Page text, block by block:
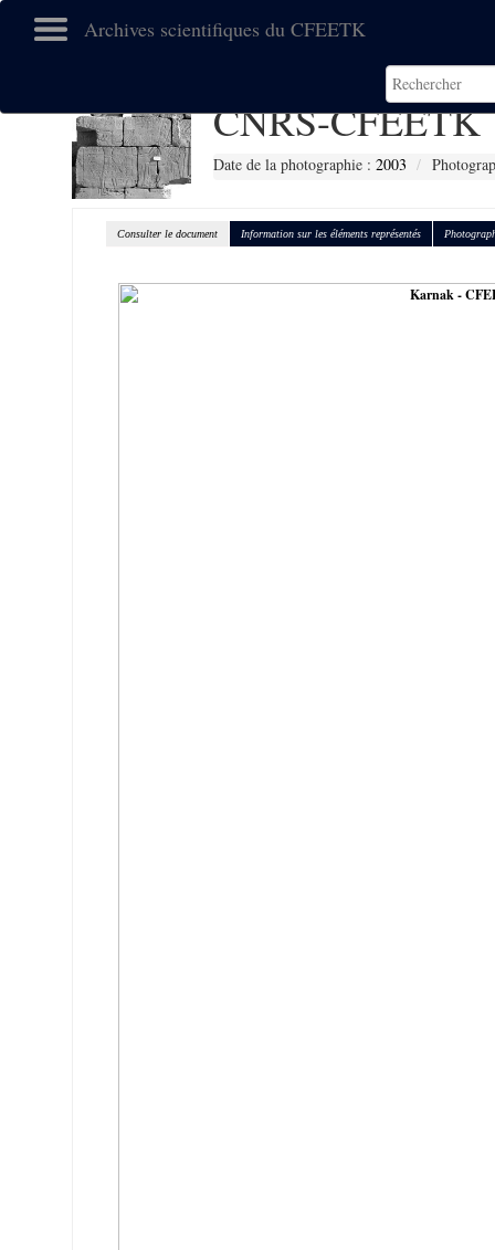
Archives scientifiques du CFEETK
CNRS-CFEETK
Date de la photographie : 2003
Consulter le document Information sur les éléments représentés